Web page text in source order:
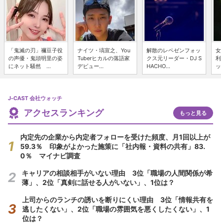
「鬼滅の刃」禰豆子役
の声優・鬼頭明里の姿
にネット騒然 ...
ナイツ・塙宣之、You
Tuberヒカルの落語家
デビュー...
解散のレペゼンフォッ
クス元リーダー・DJ S
HACHO...
J-CAST 会社ウォッチ
アクセスランキング もっと見る
内定先の企業から内定者フォローを受けた頻度、月1回以上が
59.3％ 印象がよかった施策に「社内報・資料の共有」83.
0％ マイナビ調査
キャリアの相談相手がいない理由 3位「職場の人間関係が希
薄」、2位「真剣に話せる人がいない」、1位は？
上司からのランチの誘いを断りにくい理由 3位「情報共有を
逃したくない」、2位「職場の雰囲気を悪くしたくない」、1
位は？